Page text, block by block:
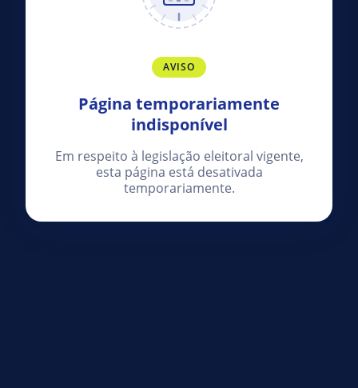
AVISO
Página temporariamente
indisponível
Em respeito à legislação eleitoral vigente,
esta página está desativada
temporariamente.